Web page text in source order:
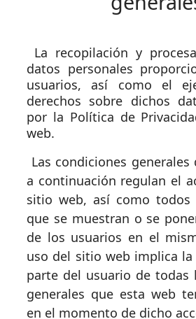
La recopilación y
datos personales
usuarios, así como el
derechos sobre dichos
por la Política de
web.
Las condiciones
a continuación regulan el
sitio web, así como todos
que se muestran o se
de los usuarios en el
uso del sitio web implica
parte del usuario de todas
generales que esta web
en el momento de dicho